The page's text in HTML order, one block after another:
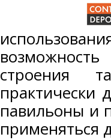
строения
практически
павильоны и
применяться